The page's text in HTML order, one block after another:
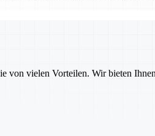
von vielen Vorteilen. Wir bieten